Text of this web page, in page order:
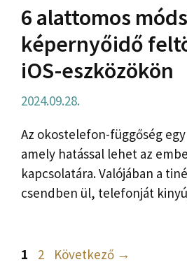
6 alattomos
képernyőidő
iOS-eszközökön
2024.09.28.
Az okostelefon-függőség
amely hatással lehet az
kapcsolatára. Valójában a
csendben ül, telefonját
Oldal
1 Oldal
2 Következő →